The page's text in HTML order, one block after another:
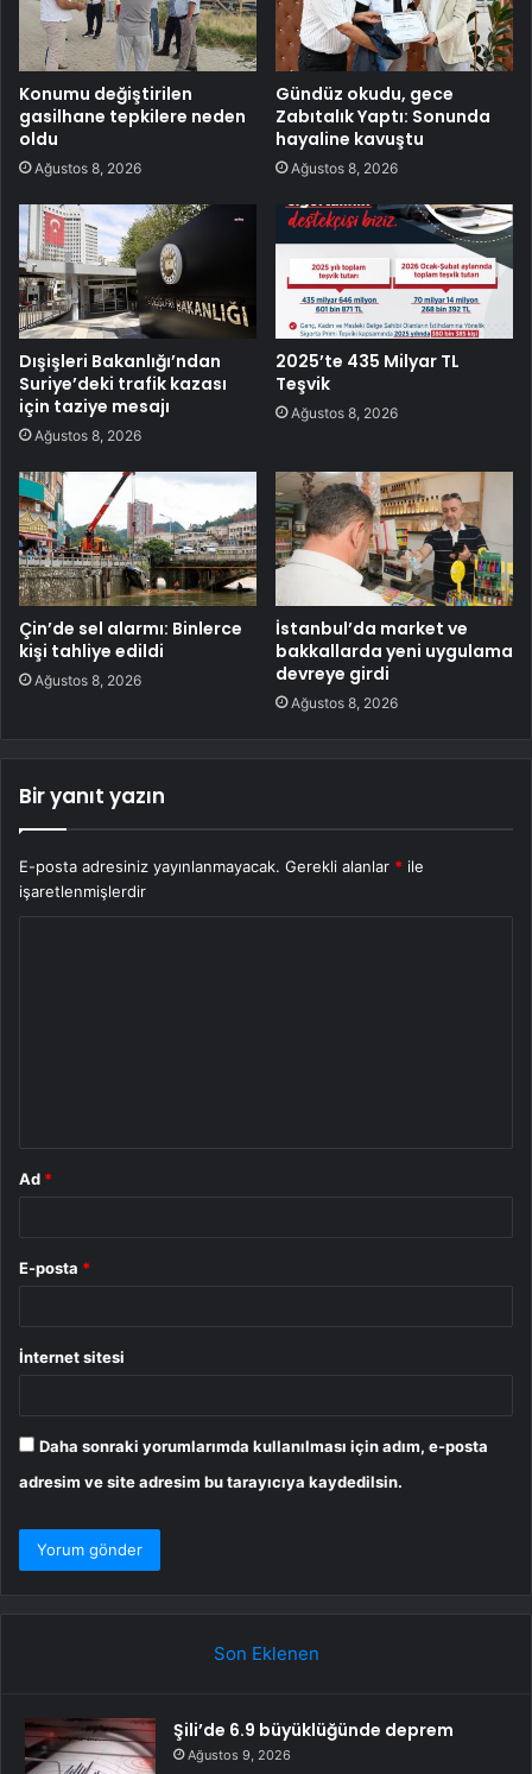
Konumu değiştirilen
gasilhane tepkilere neden
oldu
Ağustos 8, 2026
Gündüz okudu, gece
Zabıtalık Yaptı: Sonunda
hayaline kavuştu
Ağustos 8, 2026
Dışişleri Bakanlığı’ndan
Suriye’deki trafik kazası
için taziye mesajı
Ağustos 8, 2026
2025’te 435 Milyar TL
Teşvik
Ağustos 8, 2026
Çin’de sel alarmı: Binlerce
kişi tahliye edildi
Ağustos 8, 2026
İstanbul’da market ve
bakkallarda yeni uygulama
devreye girdi
Ağustos 8, 2026
Bir yanıt yazın
E-posta adresiniz yayınlanmayacak. Gerekli alanlar * ile
işaretlenmişlerdir
Ad *
E-posta *
İnternet sitesi
Daha sonraki yorumlarımda kullanılması için adım, e-posta
adresim ve site adresim bu tarayıcıya kaydedilsin.
Son Eklenen
Şili’de 6.9 büyüklüğünde deprem
Ağustos 9, 2026